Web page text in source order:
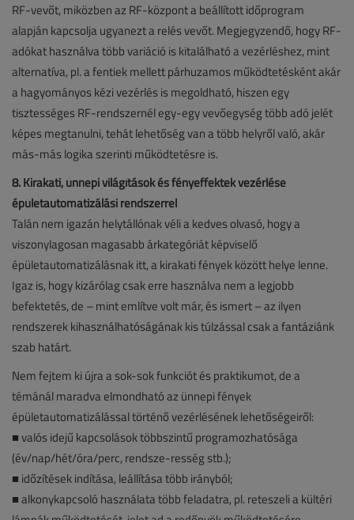
RF-vevőt, miközben az RF-központ a beállított időprogram
alapján kapcsolja ugyanezt a relés vevőt. Megjegyzendő, hogy RF-
adókat használva több variáció is kitalálható a vezérléshez, mint
alternatíva, pl. a fentiek mellett párhuzamos működtetésként akár
a hagyományos kézi vezérlés is megoldható, hiszen egy
tisztességes RF-rendszernél egy-egy vevőegység több adó jelét
képes megtanulni, tehát lehetőség van a több helyről való, akár
más-más logika szerinti működtetésre is.
8. Kirakati, ünnepi világítások és fényeffektek vezérlése
épületautomatizálási rendszerrel
Talán nem igazán helytállónak véli a kedves olvasó, hogy a
viszonylagosan magasabb árkategóriát képviselő
épületautomatizálásnak itt, a kirakati fények között helye lenne.
Igaz is, hogy kizárólag csak erre használva nem a legjobb
befektetés, de – mint említve volt már, és ismert – az ilyen
rendszerek kihasználhatóságának kis túlzással csak a fantáziánk
szab határt.
Nem fejtem ki újra a sok-sok funkciót és praktikumot, de a
témánál maradva elmondható az ünnepi fények
épületautomatizálással történő vezérlésének lehetőségeiről:
■ valós idejű kapcsolások többszintű programozhatósága
(év/nap/hét/óra/perc, rendsze-resség stb.);
■ időzítések indítása, leállítása több irányból;
■ alkonykapcsoló használata több feladatra, pl. reteszeli a kültéri